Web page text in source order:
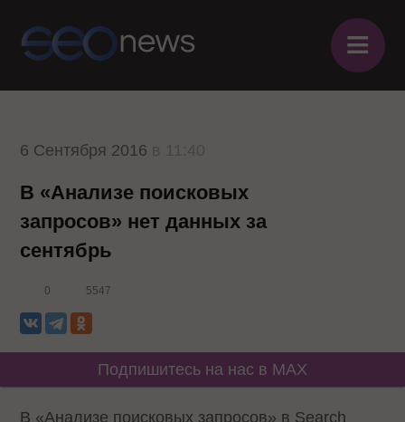
≡
6 Сентября 2016
В «Анализе поисковых
запросов» нет данных за
сентябрь
0 5547
Подпишитесь на нас в MAX
В «Анализе поисковых запросов» в Search